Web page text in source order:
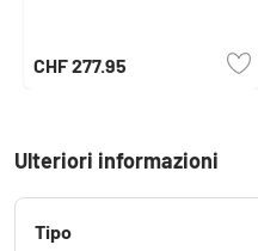
CHF 277.95
Ulteriori informazioni
Tipo